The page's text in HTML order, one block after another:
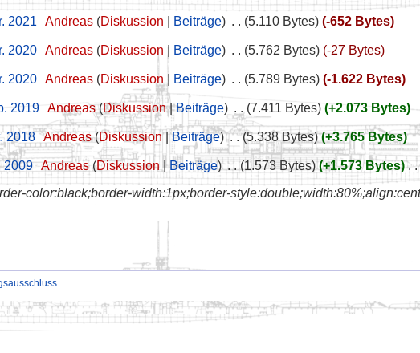
2021 Andreas Diskussion Beiträge 5.110 Bytes -652 Bytes
2020‎ Andreas Diskussion Beiträge 5.762 Bytes -27 Bytes
2020‎ Andreas Diskussion Beiträge 5.789 Bytes -1.622 Bytes
2019‎ Andreas Diskussion Beiträge 7.411 Bytes +2.073 Bytes
2018‎ Andreas Diskussion Beiträge ‎ 5.338 Bytes +3.765 Bytes
2009‎ Andreas Diskussion Beiträge ‎ 1.573 Bytes +1.573 Bytes ‎
color:black;border-width:1px;border-